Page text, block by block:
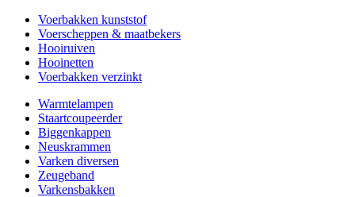
Voerbakken kunststof
Voerscheppen & maatbekers
Hooiruiven
Hooinetten
Voerbakken verzinkt
Warmtelampen
Staartcoupeerder
Biggenkappen
Neuskrammen
Varken diversen
Zeugeband
Varkensbakken